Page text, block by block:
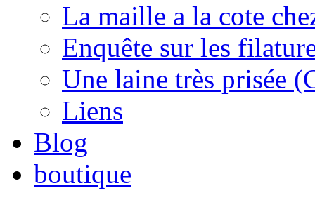
La maille a la cote
Enquête sur les
Une laine très prisée
Liens
Blog
boutique